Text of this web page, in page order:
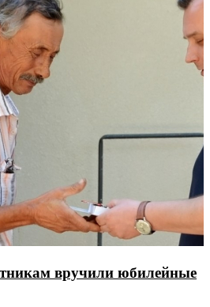
вручили юбилейные